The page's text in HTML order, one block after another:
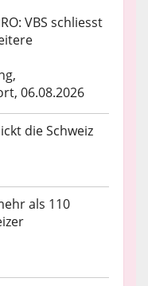
VBS schliesst
06.08.2026
die Schweiz
als 110